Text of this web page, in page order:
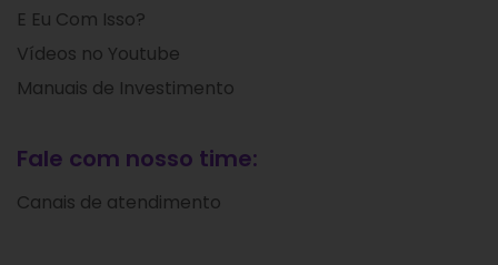
E Eu Com Isso?
Vídeos no Youtube
Manuais de Investimento
Fale com nosso time:
Canais de atendimento